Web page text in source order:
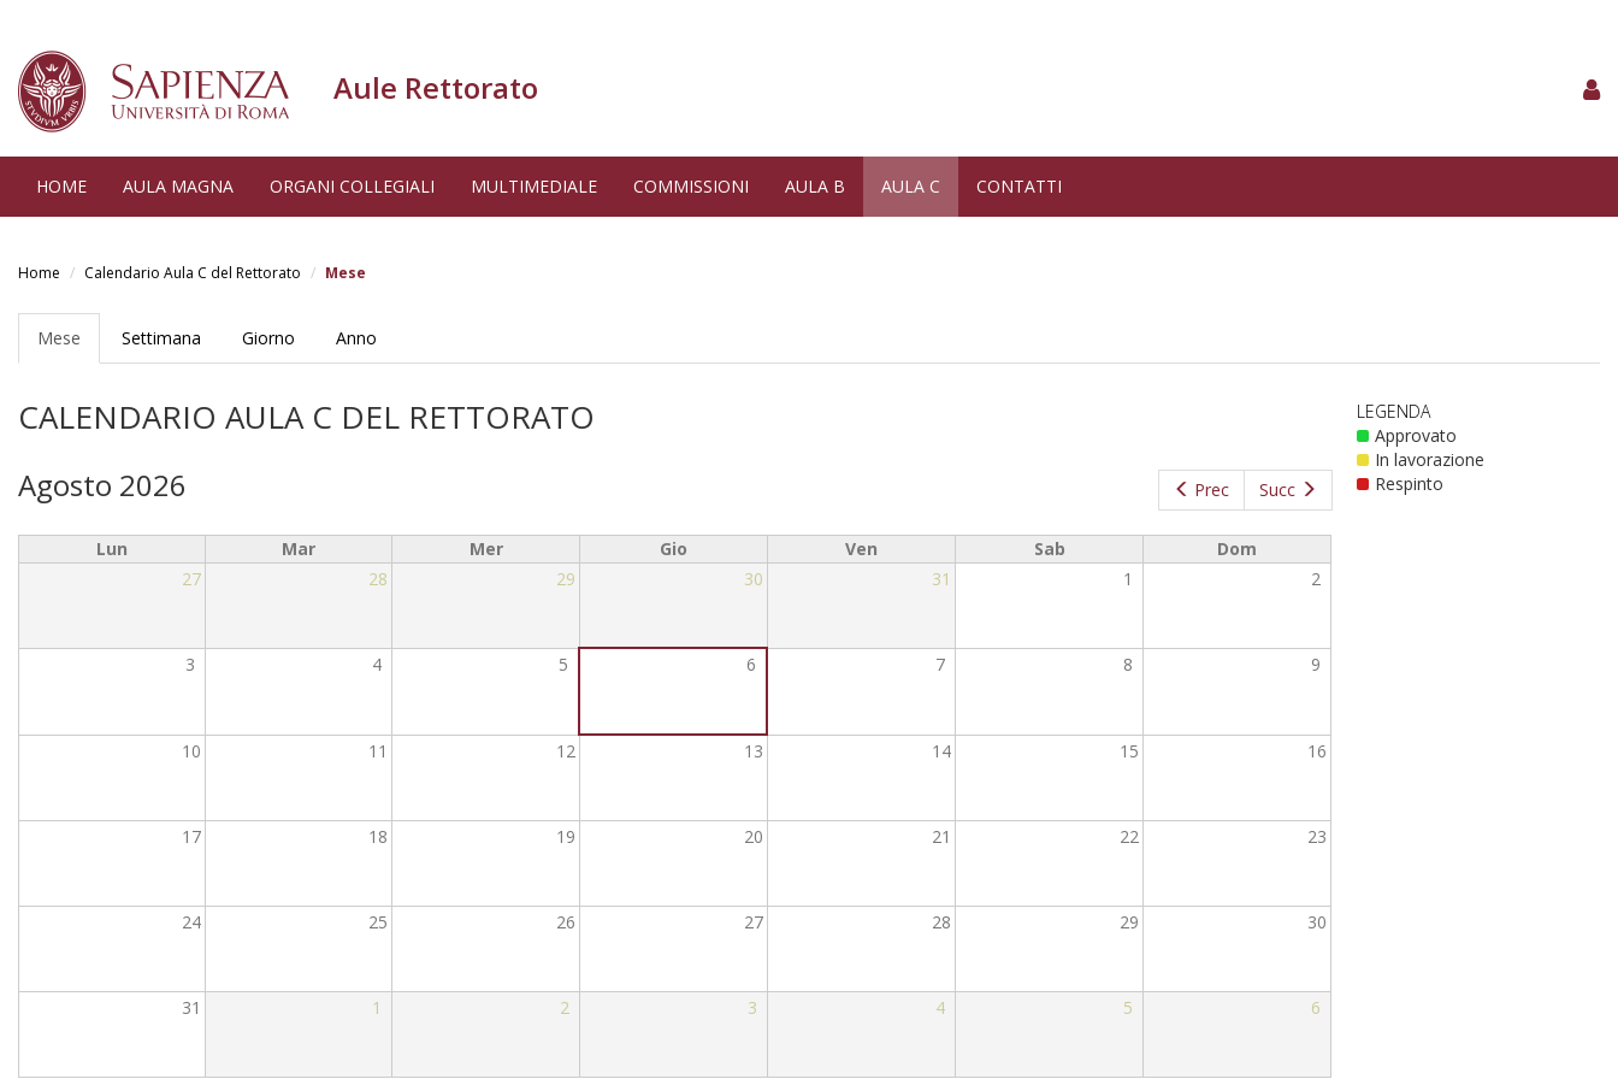
principale
Aule Rettorato
HOME AULA MAGNA ORGANI COLLEGIALI MULTIMEDIALE COMMISSIONI AULA B AULA C CONTATTI
Home Calendario Aula C del Rettorato Mese
Schede
primarie
Mese (scheda
attiva)
Settimana Giorno Anno
CALENDARIO AULA C DEL RETTORATO
Prec Succ
Agosto 2026
Lun Mar Mer Gio Ven Sab
Dom
27
28 29 30 31 1 2
3 4 5 6 7 8 9
10 11 12 13 14 15 16
17 18 19 20 21 22 23
24 25 26 27 28 29 30
31 1 2 3 4 5 6
LEGENDA
Approvato
In lavorazione
Respinto